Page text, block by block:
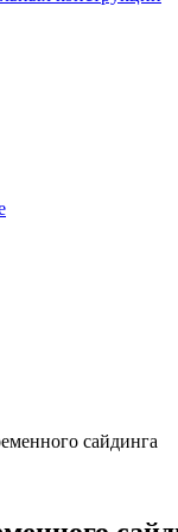
сайдинга